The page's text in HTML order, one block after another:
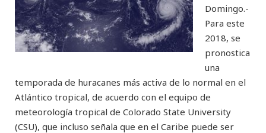
Domingo.-
Para este
2018, se
pronostica
una
temporada de huracanes más activa de lo normal en el
Atlántico tropical, de acuerdo con el equipo de
meteorología tropical de Colorado State University
(CSU), que incluso señala que en el Caribe puede ser